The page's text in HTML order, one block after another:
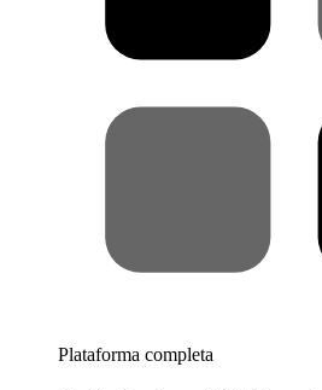
Plataforma completa